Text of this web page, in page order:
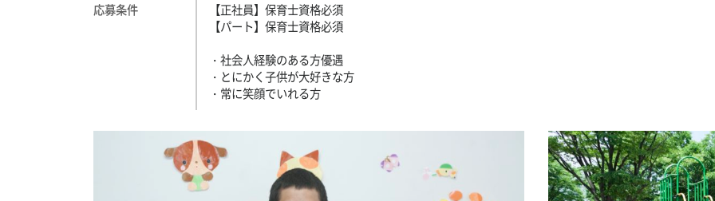
応募条件
【正社員】保育士資格必須
【パート】保育士資格必須
・社会人経験のある方優遇
・とにかく子供が大好きな方
・常に笑顔でいれる方